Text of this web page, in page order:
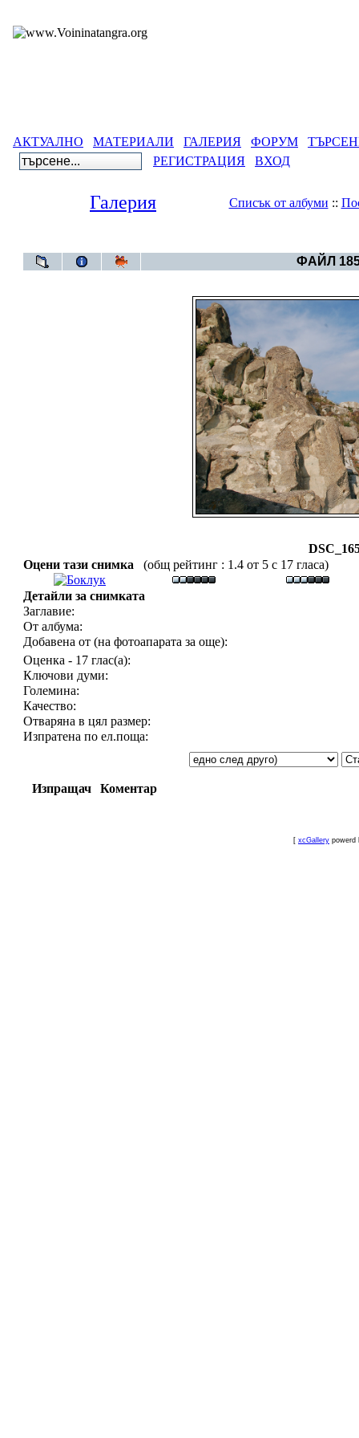
АКТУАЛНО МАТЕРИАЛИ ГАЛЕРИЯ ФОРУМ
РЕГИСТРАЦИЯ
ВХОД
Галерия Списък от албуми ::
ФАЙЛ
Оцени тази снимка
(общ рейтинг : 1.4 от 5 с 17 гласа)
Детайли за снимката
Заглавие:
От албума:
Добавена от (на фотоапарата за още):
Оценка - 17 глас(а):
Ключови думи:
Големина:
Качество:
Отваряна в цял размер:
Изпратена по ел.поща:
Изпращач Коментар
[ xcGallery